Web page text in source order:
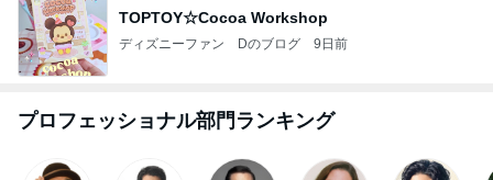
TOPTOY☆Cocoa Workshop
ディズニーファン Dのブログ 9日前
プロフェッショナル部門ランキング